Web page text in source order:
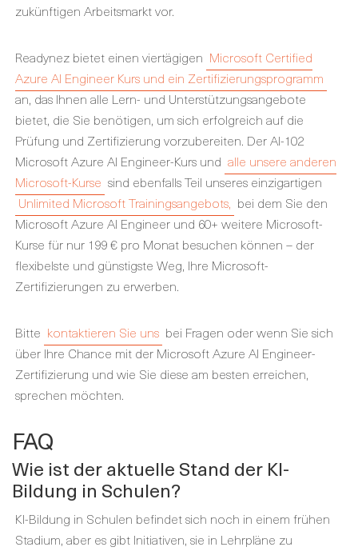
zukünftigen Arbeitsmarkt vor.
Readynez bietet einen viertägigen Microsoft Certified
Azure AI Engineer Kurs und ein Zertifizierungsprogramm
an, das Ihnen alle Lern- und Unterstützungsangebote
bietet, die Sie benötigen, um sich erfolgreich auf die
Prüfung und Zertifizierung vorzubereiten. Der AI-102
Microsoft Azure AI Engineer-Kurs und alle unsere anderen
Microsoft-Kurse sind ebenfalls Teil unseres einzigartigen
Unlimited Microsoft Trainingsangebots, bei dem Sie den
Microsoft Azure AI Engineer und 60+ weitere Microsoft-
Kurse für nur 199 € pro Monat besuchen können – der
flexibelste und günstigste Weg, Ihre Microsoft-
Zertifizierungen zu erwerben.
Bitte kontaktieren Sie uns bei Fragen oder wenn Sie sich
über Ihre Chance mit der Microsoft Azure AI Engineer-
Zertifizierung und wie Sie diese am besten erreichen,
sprechen möchten.
FAQ
Wie ist der aktuelle Stand der KI-
Bildung in Schulen?
KI-Bildung in Schulen befindet sich noch in einem frühen
Stadium, aber es gibt Initiativen, sie in Lehrpläne zu